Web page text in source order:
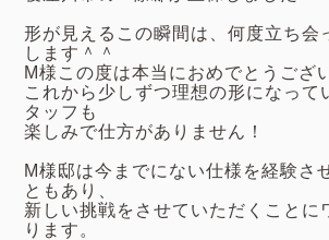
形が見えるこの瞬間は、何度立ち会
します＾＾
M様この度は本当におめでとうござ
これから少しずつ理想の形になって
タッフも
楽しみで仕方がありません！
M様邸は今までにない仕様を経験さ
ともあり、
新しい挑戦をさせていただくことに
ります。